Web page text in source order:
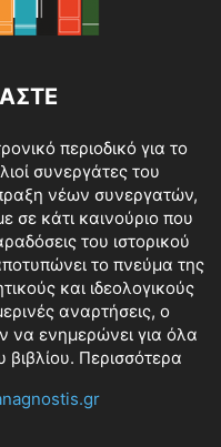
περιοδικό για το
συνεργάτες του
νέων συνεργατών,
κάτι καινούριο που
του ιστορικού
το πνεύμα της
και ιδεολογικούς
αναρτήσεις, ο
να ενημερώνει για όλα
Περισσότερα